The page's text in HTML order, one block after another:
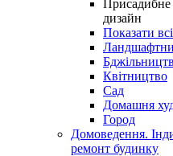
дизайн
Показати всі
Квітництво
Сад
Домашня
Город
Домоведення.
ремонт будинку